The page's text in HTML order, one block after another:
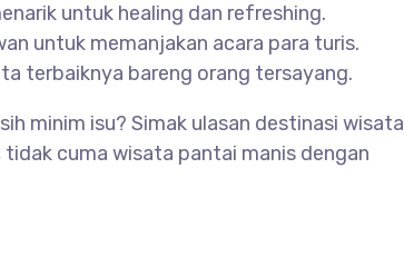
untuk healing dan refreshing.
untuk memanjakan acara para turis.
terbaiknya bareng orang tersayang.
minim isu? Simak ulasan destinasi wisata
tidak cuma wisata pantai manis dengan